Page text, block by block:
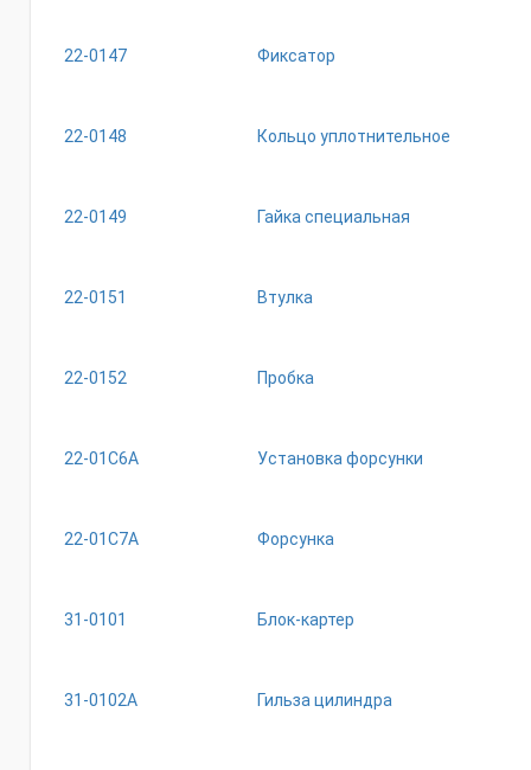
22-0147 Фиксатор
22-0148 Кольцо уплотнительное
22-0149 Гайка специальная
22-0151 Втулка
22-0152 Пробка
22-01С6А Установка форсунки
22-01С7А Форсунка
31-0101 Блок-картер
31-0102А Гильза цилиндра